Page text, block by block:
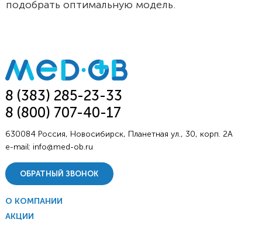
подобрать оптимальную модель.
8 (383) 285-23-33
8 (800) 707-40-17
630084 Россия, Новосибирск, Планетная ул., 30, корп. 2А
e-mail: info@med-ob.ru
ОБРАТНЫЙ ЗВОНОК
О КОМПАНИИ
АКЦИИ